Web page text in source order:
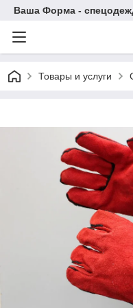
Ваша Форма -
Товары и услуги